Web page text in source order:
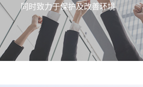
同时致力于保护及改善环境